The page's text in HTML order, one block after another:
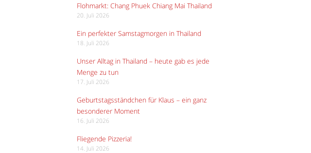
Flohmarkt: Chang Phuek Chiang Mai Thailand
20. Juli 2026
Ein perfekter Samstagmorgen in Thailand
18. Juli 2026
Unser Alltag in Thailand – heute gab es jede
Menge zu tun
17. Juli 2026
Geburtstagsständchen für Klaus – ein ganz
besonderer Moment
16. Juli 2026
Fliegende Pizzeria!
14. Juli 2026